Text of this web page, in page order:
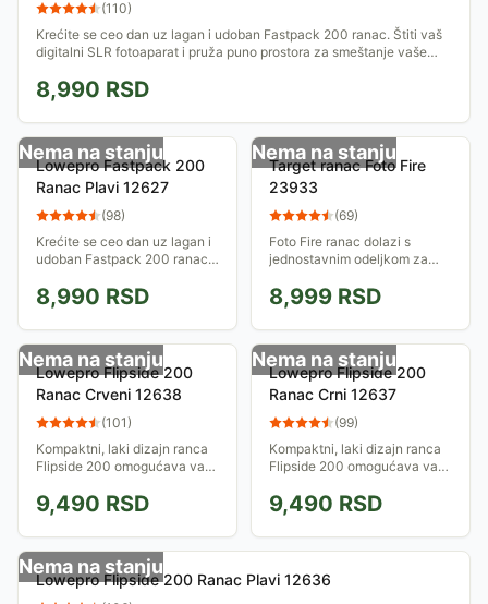
(110)
Krećite se ceo dan uz lagan i udoban Fastpack 200 ranac. Štiti vaš
digitalni SLR fotoaparat i pruža puno prostora za smeštanje vaše
8,990 RSD
Nema na stanju
Lowepro Fastpack 200
Ranac Plavi 12627
(98)
Krećite se ceo dan uz lagan i
udoban Fastpack 200 ranac.
fotoaparat i pruža puno
prostora za smeštanje vaše
dodatne opreme....
8,990 RSD
Nema na stanju
Target ranac Foto Fire
23933
(69)
Foto Fire ranac dolazi s
jednostavnim odeljkom za
Unutrašnji odeljak je
razdeljen na dva dela: prostor
za foto opremu i...
8,999 RSD
Nema na stanju
Lowepro Flipside 200
Ranac Crveni 12638
(101)
Kompaktni, laki dizajn ranca
Flipside 200 omogućava vam
bez ikakvih briga. Jedinstveni
prilaz zadnjoj pregradi.
9,490 RSD
Nema na stanju
Lowepro Flipside 200
Ranac Crni 12637
(99)
Kompaktni, laki dizajn ranca
Flipside 200 omogućava vam
bez ikakvih briga. Jedinstveni
prilaz zadnjoj pregradi.
9,490 RSD
Nema na stanju
Lowepro Flipside 200 Ranac Plavi 12636